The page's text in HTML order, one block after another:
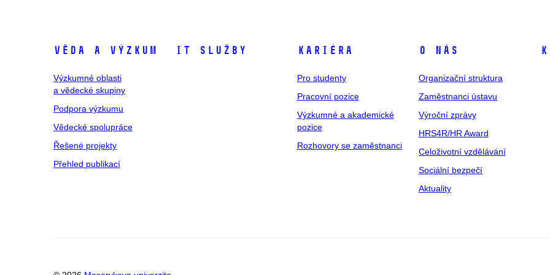
Věda a výzkum
Výzkumné oblasti
a vědecké skupiny
Podpora výzkumu
Vědecké spolupráce
Řešené projekty
Přehled publikací
IT služby Kariéra
Pro studenty
Pracovní pozice
Výzkumné a akademické
pozice
Rozhovory se zaměstnanci
O nás
Organizační struktura
Zaměstnanci ústavu
Výroční zprávy
HRS4R/HR Award
Celoživotní vzdělávání
Sociální bezpečí
Aktuality